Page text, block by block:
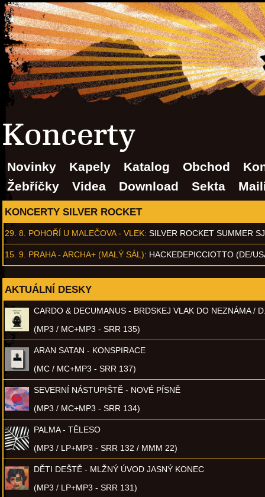
Koncerty
Novinky Kapely Katalog Obchod
Žebříčky
Videa Download Sekta
KONCERTY SILVER ROCKET
29. 8. POHOŘÍ U MALEČOVA - VLEK: SILVER ROCKET SUMMER
15. 9. PRAHA - ARCHA+ (MALÝ SÁL): HACKEDEPICCIOTTO (DE/
AKTUÁLNÍ DESKY
CARDO & DECUMANUS - BRDSKEJ VLAK DO NEZNÁMA /
(MP3 / MC+MP3 - SRR 135)
ARAN SATAN - KONSPIRACE
(MC / MC+MP3 - SRR 137)
SEVERNÍ NÁSTUPIŠTĚ - NOVÉ PÍSNĚ
(MP3 / MC+MP3 - SRR 134)
PALMA - TĚLESO
(MP3 / LP+MP3 - SRR 132 / MMM 22)
DĚTI DEŠTĚ - MLŽNÝ ÚVOD JASNÝ KONEC
(MP3 / LP+MP3 - SRR 131)